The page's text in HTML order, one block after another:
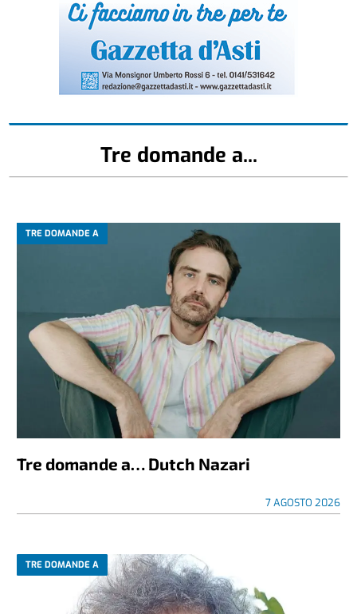
Tre domande a...
TRE DOMANDE A
Tre domande a… Dutch Nazari
7 AGOSTO 2026
TRE DOMANDE A